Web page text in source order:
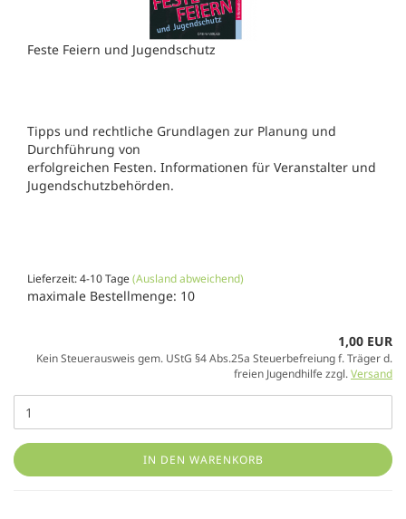
Feste Feiern und Jugendschutz
Tipps und rechtliche Grundlagen zur Planung und
Durchführung von
erfolgreichen Festen. Informationen für Veranstalter und
Jugendschutzbehörden.
Lieferzeit: 4-10 Tage(Ausland abweichend)
maximale Bestellmenge: 10
1,00 EUR
Kein Steuerausweis gem. UStG §4 Abs.25a Steuerbefreiung f. Träger d.
freien Jugendhilfe zzgl.Versand
IN DEN WARENKORB